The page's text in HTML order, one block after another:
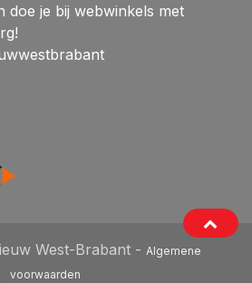
doe je bij webwinkels met
West-Brabant - Algemene
voorwaarden